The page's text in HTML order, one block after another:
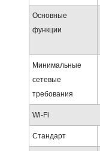
Основные
функции
Минимальные
сетевые
требования
Wi-Fi
Стандарт